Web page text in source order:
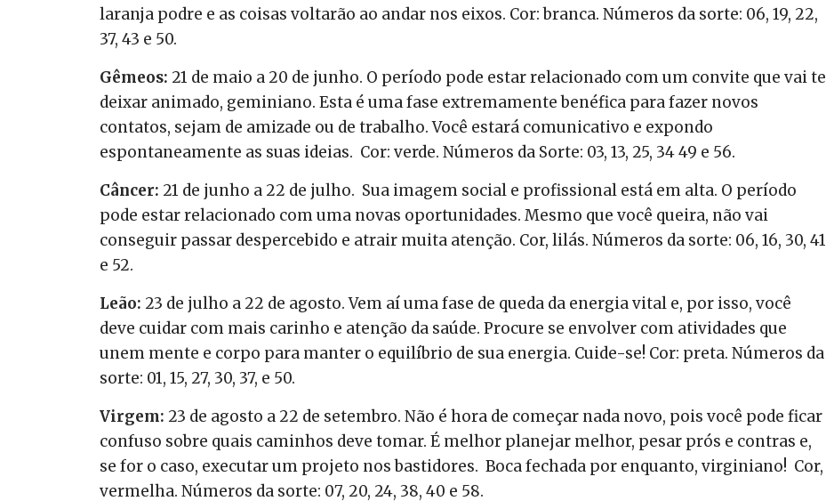
laranja podre e as coisas voltarão ao andar nos eixos. Cor: branca. Números da sorte: 06, 19, 22,
37, 43 e 50.
Gêmeos: 21 de maio a 20 de junho. O período pode estar relacionado com um convite que vai te
deixar animado, geminiano. Esta é uma fase extremamente benéfica para fazer novos
contatos, sejam de amizade ou de trabalho. Você estará comunicativo e expondo
espontaneamente as suas ideias. Cor: verde. Números da Sorte: 03, 13, 25, 34 49 e 56.
Câncer: 21 de junho a 22 de julho. Sua imagem social e profissional está em alta. O período
pode estar relacionado com uma novas oportunidades. Mesmo que você queira, não vai
conseguir passar despercebido e atrair muita atenção. Cor, lilás. Números da sorte: 06, 16, 30, 41
e 52.
Leão: 23 de julho a 22 de agosto. Vem aí uma fase de queda da energia vital e, por isso, você
deve cuidar com mais carinho e atenção da saúde. Procure se envolver com atividades que
unem mente e corpo para manter o equilíbrio de sua energia. Cuide-se! Cor: preta. Números da
sorte: 01, 15, 27, 30, 37, e 50.
Virgem: 23 de agosto a 22 de setembro. Não é hora de começar nada novo, pois você pode ficar
confuso sobre quais caminhos deve tomar. É melhor planejar melhor, pesar prós e contras e,
se for o caso, executar um projeto nos bastidores. Boca fechada por enquanto, virginiano! Cor,
vermelha. Números da sorte: 07, 20, 24, 38, 40 e 58.